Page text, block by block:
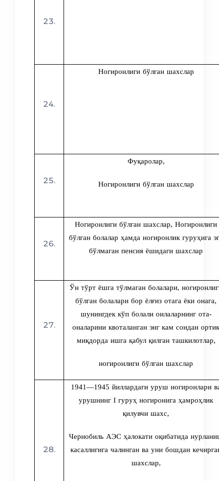
Ногиронлиги бўлган шахслар
Фуқаролар,
Ногиронлиги бўлган шахслар
Ногиронлиги бўлган шахслар, Ногиронлиги
бўлган болалар ҳамда ногиронлик гуруҳига
бўлмаган пенсия ёшидаги шахслар
Ўн тўрт ёшга тўлмаган болалари,
бўлган болалари бор ёлғиз отага ёки онага,
шунингдек кўп болали оилаларнинг ота-
оналарини квоталанган энг кам сондан ортиқ
миқдорда ишга қабул қилган ташкилотлар,
ногиронлиги бўлган шахслар
1941—1945 йиллардаги уруш ногиронлари
урушнинг I гуруҳ ногиронига ҳамроҳлик
қилувчи шахс,
Чернобиль АЭС ҳалокати оқибатида
касаллигига чалинган ва уни бошдан
шахслар,